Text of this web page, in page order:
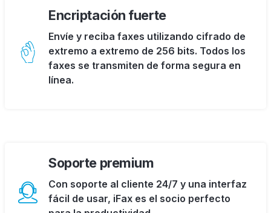
Encriptación fuerte
Envíe y reciba faxes utilizando cifrado de
extremo a extremo de 256 bits. Todos los
faxes se transmiten de forma segura en
línea.
Soporte premium
Con soporte al cliente 24/7 y una interfaz
fácil de usar, iFax es el socio perfecto